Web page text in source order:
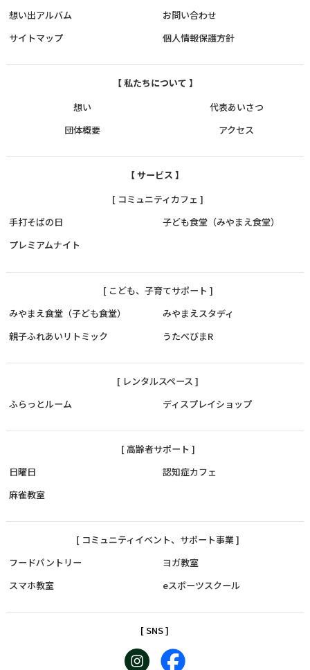
想い出アルバム
お問い合わせ
サイトマップ
個人情報保護方針
【 私たちについて 】
想い
代表あいさつ
団体概要
アクセス
【 サービス 】
[ コミュニティカフェ ]
手打そばの日
子ども食堂（みやまえ食堂）
プレミアムナイト
[ こども、子育てサポート ]
みやまえ食堂（子ども食堂）
みやまえスタディ
親子ふれあいリトミック
うたべびまR
[ レンタルスペース ]
ふらっとルーム
ディスプレイショップ
[ 高齢者サポート ]
日曜日
認知症カフェ
麻雀教室
[ コミュニティイベント、サポート事業 ]
フードパントリー
ヨガ教室
スマホ教室
eスポーツスクール
[ SNS ]